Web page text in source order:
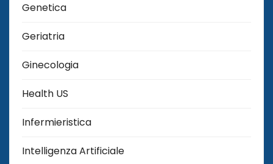
Genetica
Geriatria
Ginecologia
Health US
Infermieristica
Intelligenza Artificiale